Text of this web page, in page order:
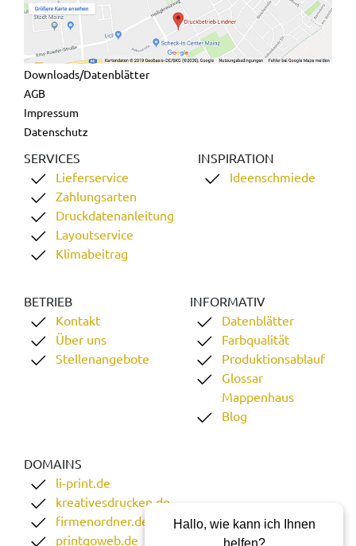
Downloads/Datenblätter
AGB
Impressum
Datenschutz
SERVICES
Lieferservice
Zahlungsarten
Druckdatenanleitung
Layoutservice
Klimabeitrag
INSPIRATION
Ideenschmiede
BETRIEB
Kontakt
Über uns
Stellenangebote
INFORMATIV
Datenblätter
Farbqualität
Produktionsablauf
Glossar
Mappenhaus
Blog
DOMAINS
li-print.de
kreativesdrucken.de
firmenordner.de
printgoweb.de
Hallo, wie kann ich Ihnen
helfen?